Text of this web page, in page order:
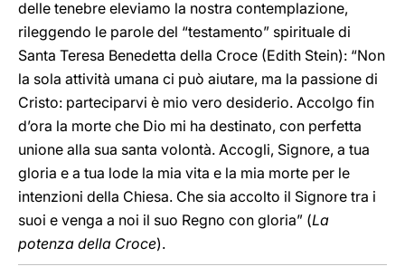
delle tenebre eleviamo la nostra contemplazione,
rileggendo le parole del “testamento” spirituale di
Santa Teresa Benedetta della Croce (Edith Stein): “Non
la sola attività umana ci può aiutare, ma la passione di
Cristo: parteciparvi è mio vero desiderio. Accolgo fin
d’ora la morte che Dio mi ha destinato, con perfetta
unione alla sua santa volontà. Accogli, Signore, a tua
gloria e a tua lode la mia vita e la mia morte per le
intenzioni della Chiesa. Che sia accolto il Signore tra i
suoi e venga a noi il suo Regno con gloria” (La
potenza della Croce).